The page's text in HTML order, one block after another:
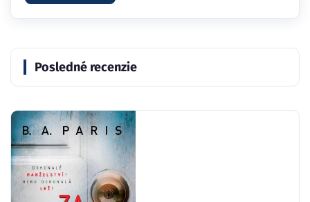
Posledné recenzie